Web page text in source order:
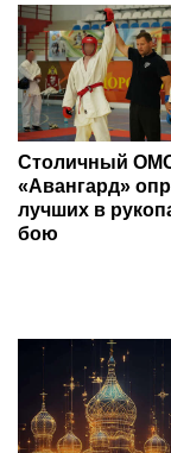
Столичный
«Авангард»
лучших в
бою